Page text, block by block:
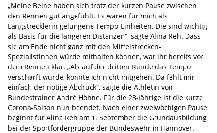
„Meine Beine haben sich trotz der kurzen Pause zwischen
den Rennen gut angefühlt. Es waren für mich als
Langstrecklerin gelungene Tempo-Einheiten. Die sind wichtig
als Basis für die längeren Distanzen“, sagte Alina Reh. Dass
sie am Ende nicht ganz mit den Mittelstrecken-
Spezialistinnen würde mithalten können, war ihr bereits vor
dem Rennen klar. „Als auf der dritten Runde das Tempo
verschärft wurde, konnte ich nicht mitgehen. Da fehlt mir
einfach der nötige Abdruck“, sagte die Athletin von
Bundestrainer André Höhne. Für die 23-Jährige ist die kurze
Corona-Saison nun beendet. Nach einer zweiwöchigen Pause
beginnt für Alina Reh am 1. September die Grundausbildung
bei der Sportfördergruppe der Bundeswehr in Hannover.